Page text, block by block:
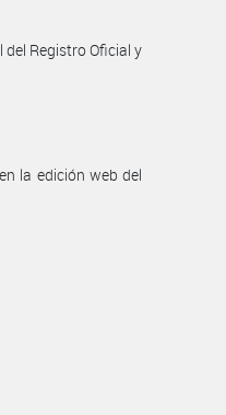
del Registro Oficial y
la edición web del